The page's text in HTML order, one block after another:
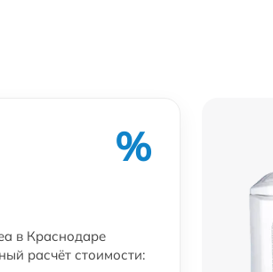
%
в Краснодаре
расчёт стоимости: